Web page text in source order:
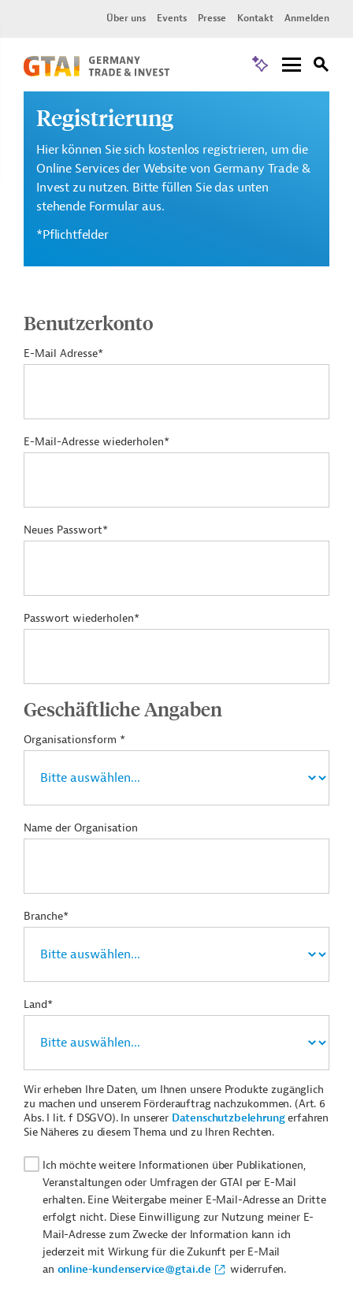
Über uns Events Presse Kontakt Anmelden
Registrierung
Hier können Sie sich kostenlos registrieren, um die
Online Services der Website von Germany Trade &
Invest zu nutzen. Bitte füllen Sie das unten
stehende Formular aus.
*Pflichtfelder
Benutzerkonto
E-Mail Adresse*
E-Mail-Adresse wiederholen*
Neues Passwort*
Passwort wiederholen*
Geschäftliche Angaben
Organisationsform *
Name der Organisation
Branche*
Land*
Wir erheben Ihre Daten, um Ihnen unsere Produkte zugänglich
zu machen und unserem Förderauftrag nachzukommen. (Art. 6
Abs. I lit. f DSGVO). In unserer Datenschutzbelehrungerfahren
Sie Näheres zu diesem Thema und zu Ihren Rechten.
Ich möchte weitere Informationen über Publikationen,
Veranstaltungen oder Umfragen der GTAI per E-Mail
erhalten. Eine Weitergabe meiner E-Mail-Adresse an Dritte
erfolgt nicht. Diese Einwilligung zur Nutzung meiner E-
Mail-Adresse zum Zwecke der Information kann ich
jederzeit mit Wirkung für die Zukunft per E-Mail
an online-kundenservice@gtai.de widerrufen.